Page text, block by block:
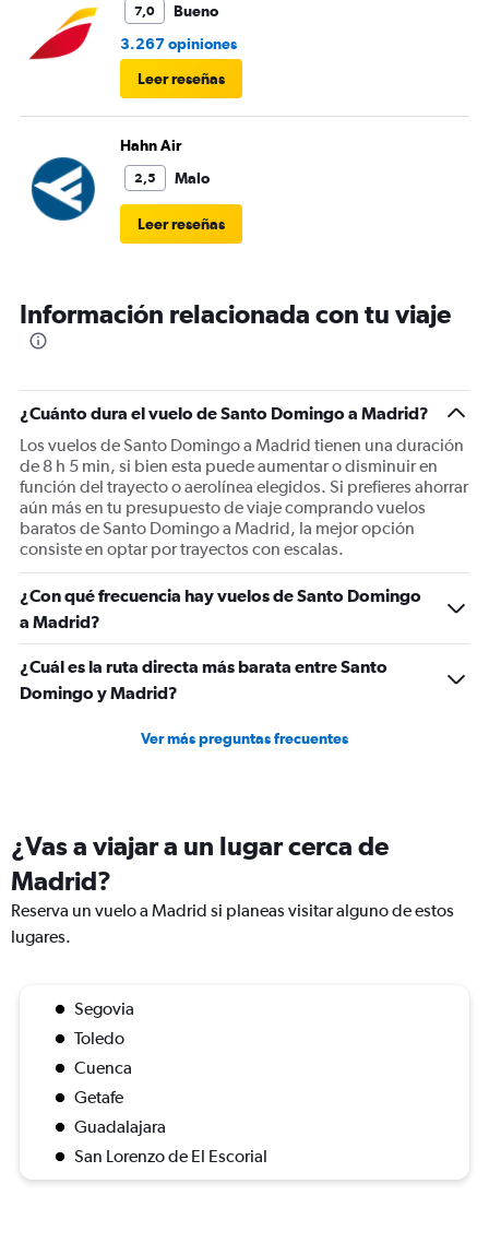
7,0
Bueno
3.267 opiniones
Leer reseñas
Hahn Air
2,5 Malo
Leer reseñas
Información relacionada con tu viaje
¿Cuánto dura el vuelo de Santo Domingo a Madrid?
Los vuelos de Santo Domingo a Madrid tienen una duración
de 8 h 5 min, si bien esta puede aumentar o disminuir en
función del trayecto o aerolínea elegidos. Si prefieres ahorrar
aún más en tu presupuesto de viaje comprando vuelos
baratos de Santo Domingo a Madrid, la mejor opción
consiste en optar por trayectos con escalas.
¿Con qué frecuencia hay vuelos de Santo Domingo
a Madrid?
¿Cuál es la ruta directa más barata entre Santo
Domingo y Madrid?
Ver más preguntas frecuentes
¿Vas a viajar a un lugar cerca de
Madrid?
Reserva un vuelo a Madrid si planeas visitar alguno de estos
lugares.
Segovia
Toledo
Cuenca
Getafe
Guadalajara
San Lorenzo de El Escorial